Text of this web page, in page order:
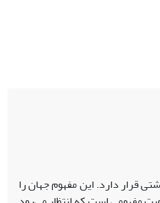
قرار دارد. این مفهوم جهان را